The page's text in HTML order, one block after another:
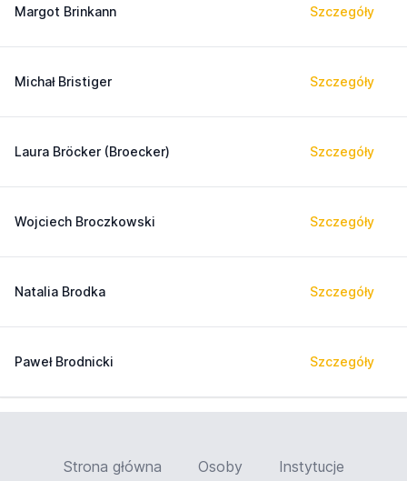
Margot Brinkann Szczegóły
Michał Bristiger Szczegóły
Laura Bröcker (Broecker) Szczegóły
Wojciech Broczkowski Szczegóły
Natalia Brodka Szczegóły
Paweł Brodnicki Szczegóły
Strona główna Osoby Instytucje